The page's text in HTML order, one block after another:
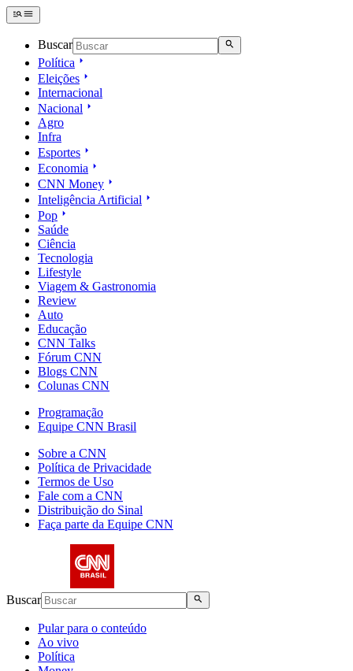
Buscar
Política
Eleições
Internacional
Nacional
Agro
Infra
Esportes
Economia
CNN Money
Inteligência Artificial
Pop
Saúde
Ciência
Tecnologia
Lifestyle
Viagem & Gastronomia
Review
Auto
Educação
CNN Talks
Fórum CNN
Blogs CNN
Colunas CNN
Programação
Equipe CNN Brasil
Sobre a CNN
Política de Privacidade
Termos de Uso
Fale com a CNN
Distribuição do Sinal
Faça parte da Equipe CNN
Buscar
Pular para o conteúdo
Ao vivo
Política